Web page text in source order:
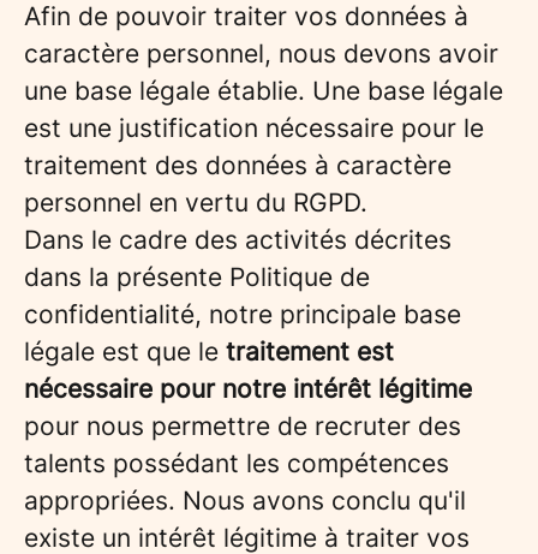
Afin de pouvoir traiter vos données à
caractère personnel, nous devons avoir
une base légale établie. Une base légale
est une justification nécessaire pour le
traitement des données à caractère
personnel en vertu du RGPD.
Dans le cadre des activités décrites
dans la présente Politique de
confidentialité, notre principale base
légale est que le traitement est
nécessaire pour notre intérêt légitime
pour nous permettre de recruter des
talents possédant les compétences
appropriées. Nous avons conclu qu'il
existe un intérêt légitime à traiter vos